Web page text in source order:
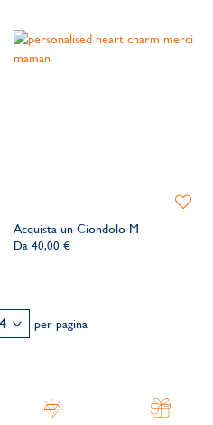
Acquista un Ciondolo M
Da 40,00 €
per pagina